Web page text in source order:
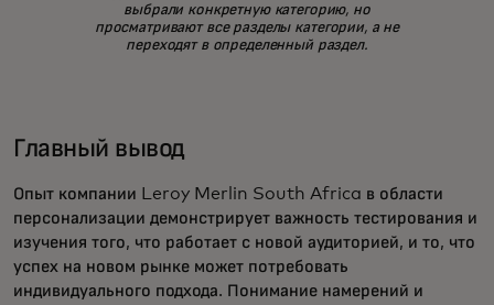
выбрали конкретную категорию, но
просматривают все разделы категории, а не
переходят в определенный раздел.
Главный вывод
Опыт компании Leroy Merlin South Africa в области
персонализации демонстрирует важность тестирования и
изучения того, что работает с новой аудиторией, и то, что
успех на новом рынке может потребовать
индивидуального подхода. Понимание намерений и